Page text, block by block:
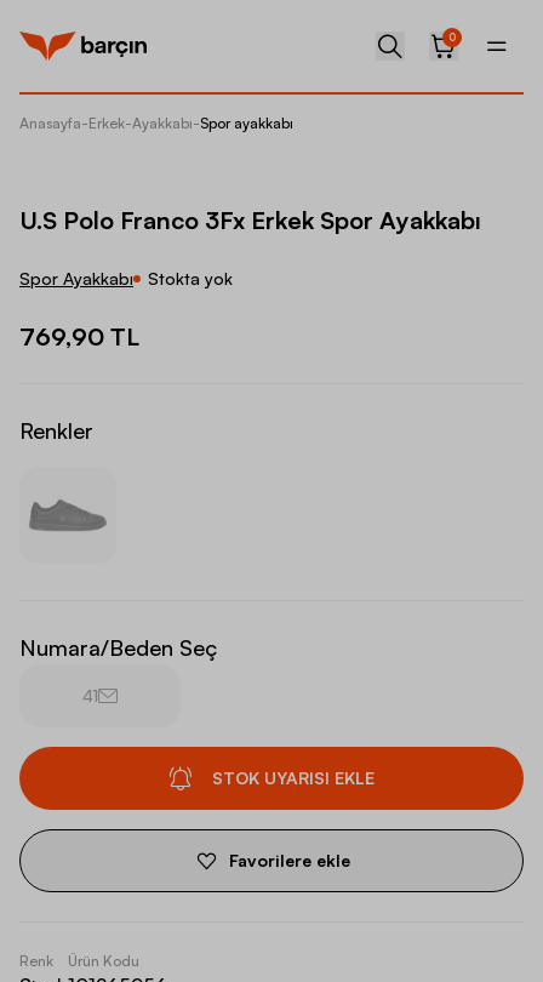
0
Anasayfa-Erkek-Ayakkabı-Spor ayakkabı
U.S Polo Franco 3Fx Erkek Spor Ayakkabı
Spor Ayakkabı Stokta yok
769,90 TL
Renkler
Numara/Beden Seç
41
STOK UYARISI EKLE
Favorilere ekle
Renk Ürün Kodu